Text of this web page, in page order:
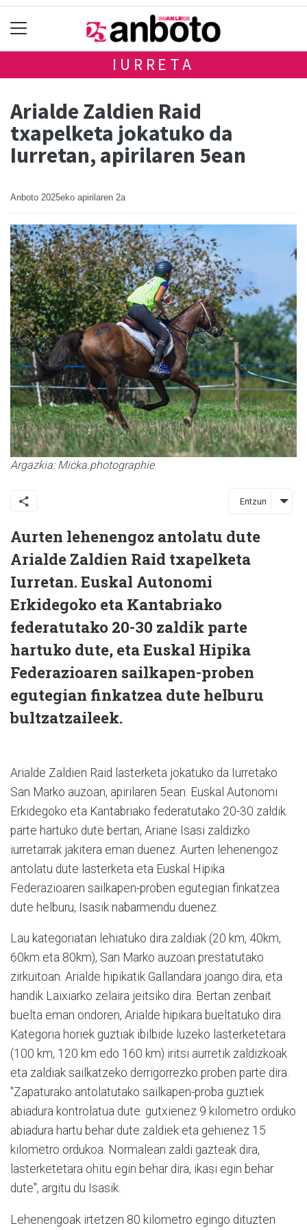
IURRETA
Arialde Zaldien Raid
txapelketa jokatuko da
Iurretan, apirilaren 5ean
Anboto 2025eko apirilaren 2a
Argazkia: Micka.photographie
Entzun
Aurten lehenengoz antolatu dute
Arialde Zaldien Raid txapelketa
Iurretan. Euskal Autonomi
Erkidegoko eta Kantabriako
federatutako 20-30 zaldik parte
hartuko dute, eta Euskal Hipika
Federazioaren sailkapen-proben
egutegian finkatzea dute helburu
bultzatzaileek.
Arialde Zaldien Raid lasterketa jokatuko da Iurretako
San Marko auzoan, apirilaren 5ean. Euskal Autonomi
Erkidegoko eta Kantabriako federatutako 20-30 zaldik
parte hartuko dute bertan, Ariane Isasi zaldizko
iurretarrak jakitera eman duenez. Aurten lehenengoz
antolatu dute lasterketa eta Euskal Hipika
Federazioaren sailkapen-proben egutegian finkatzea
dute helburu, Isasik nabarmendu duenez.
Lau kategoriatan lehiatuko dira zaldiak (20 km, 40km,
60km eta 80km), San Marko auzoan prestatutako
zirkuitoan. Arialde hipikatik Gallandara joango dira, eta
handik Laixiarko zelaira jeitsiko dira. Bertan zenbait
buelta eman ondoren, Arialde hipikara bueltatuko dira.
Kategoria horiek guztiak ibilbide luzeko lasterketetara
(100 km, 120 km edo 160 km) iritsi aurretik zaldizkoak
eta zaldiak sailkatzeko derrigorrezko proben parte dira.
"Zapaturako antolatutako sailkapen-proba guztiek
abiadura kontrolatua dute: gutxienez 9 kilometro orduko
abiadura hartu behar dute zaldiek eta gehienez 15
kilometro ordukoa. Normalean zaldi gazteak dira,
lasterketetara ohitu egin behar dira, ikasi egin behar
dute", argitu du Isasik.
Lehenengoak irtetzen 80 kilometro egingo dituzten